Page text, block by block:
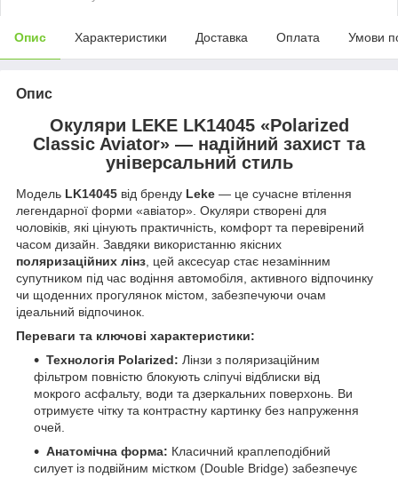
Опис Характеристики Доставка Оплата Умови
Опис
Окуляри LEKE LK14045 «Polarized
Classic Aviator» — надійний захист та
універсальний стиль
Модель LK14045 від бренду Leke — це сучасне втілення
легендарної форми «авіатор». Окуляри створені для
чоловіків, які цінують практичність, комфорт та перевірений
часом дизайн. Завдяки використанню якісних
поляризаційних лінз, цей аксесуар стає незамінним
супутником під час водіння автомобіля, активного відпочинку
чи щоденних прогулянок містом, забезпечуючи очам
ідеальний відпочинок.
Переваги та ключові характеристики:
Технологія Polarized: Лінзи з поляризаційним
фільтром повністю блокують сліпучі відблиски від
мокрого асфальту, води та дзеркальних поверхонь. Ви
отримуєте чітку та контрастну картинку без напруження
очей.
Анатомічна форма: Класичний краплеподібний
силует із подвійним містком (Double Bridge) забезпечує